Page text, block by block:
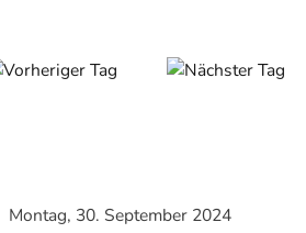
Montag, 30. September 2024